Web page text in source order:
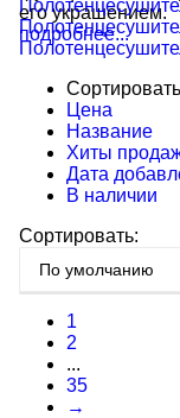
его украшением.
подробнее...
Цена
Название
Хиты
Дата
В наличии
Сортировать:
1
2
...
35
→